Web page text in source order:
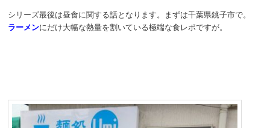
シリーズ最後は昼食に関する話となります。まずは千葉県銚子市で。
ラーメンにだけ大幅な熱量を割いている極端な食レポですが。